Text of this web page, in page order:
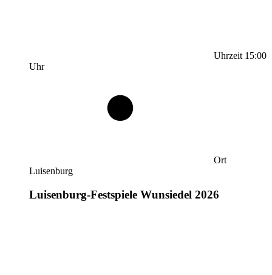
Uhrzeit 15:00
Uhr
Ort
Luisenburg
Luisenburg-Festspiele Wunsiedel 2026